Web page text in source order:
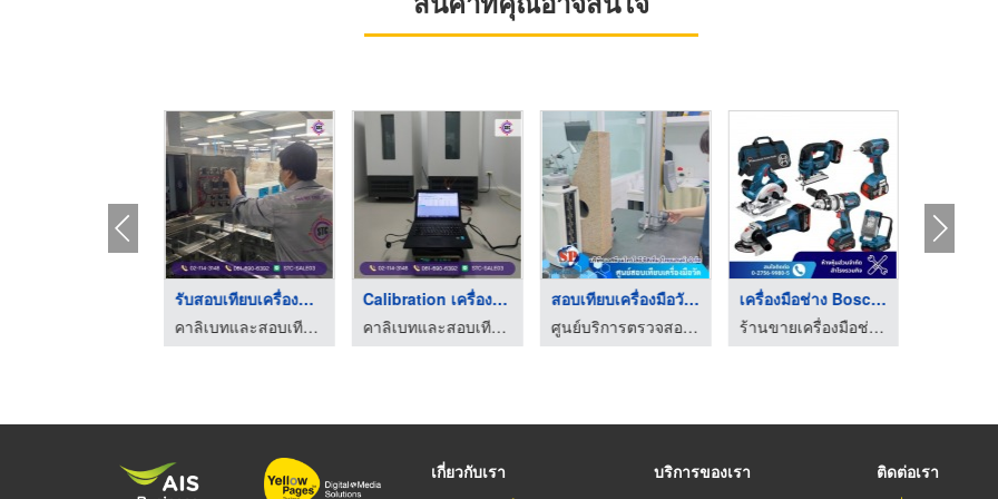
รับสอบเทียบเครื่องมื ...
คาลิเบทและสอบเทียบเครื่องมือวัด ISO/IEC 17025 - STC
Calibration เครื่องม ...
คาลิเบทและสอบเทียบเครื่องมือวัด ISO/IEC 17025 - STC
สอบเทียบเครื่องมือวั ...
ศูนย์บริการตรวจสอบเครื่องมือวัด
เครื่องมือช่าง Bosch ...
ร้านขายเครื่องมือช่าง สมุทรปราการ - สำโรงรวมกิจ
เกี่ยวกับเรา บริการของเรา ติดต่อเรา